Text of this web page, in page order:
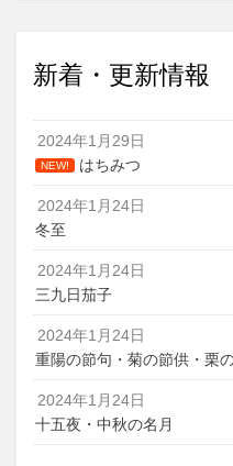
新着・更新情報
2024年1月29日
NEW! はちみつ
2024年1月24日
冬至
2024年1月24日
三九日茄子
2024年1月24日
重陽の節句・菊の節供・栗
2024年1月24日
十五夜・中秋の名月